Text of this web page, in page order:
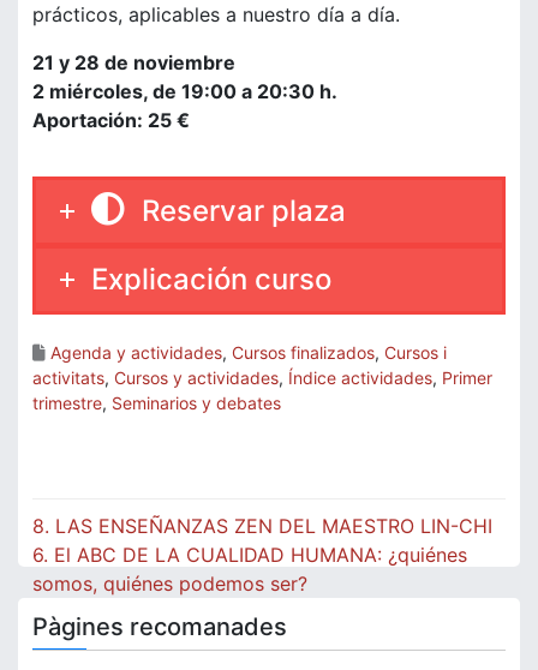
prácticos, aplicables a nuestro día a día.
21 y 28 de noviembre
2 miércoles, de 19:00 a 20:30 h.
Aportación: 25 €
Reservar plaza
Explicación curso
Agenda y actividades, Cursos finalizados, Cursos i
activitats, Cursos y actividades, Índice actividades, Primer
trimestre, Seminarios y debates
Navegación
de
entradas
8. LAS ENSEÑANZAS ZEN DEL MAESTRO LIN-CHI
6. El ABC DE LA CUALIDAD HUMANA: ¿quiénes
somos, quiénes podemos ser?
Pàgines recomanades